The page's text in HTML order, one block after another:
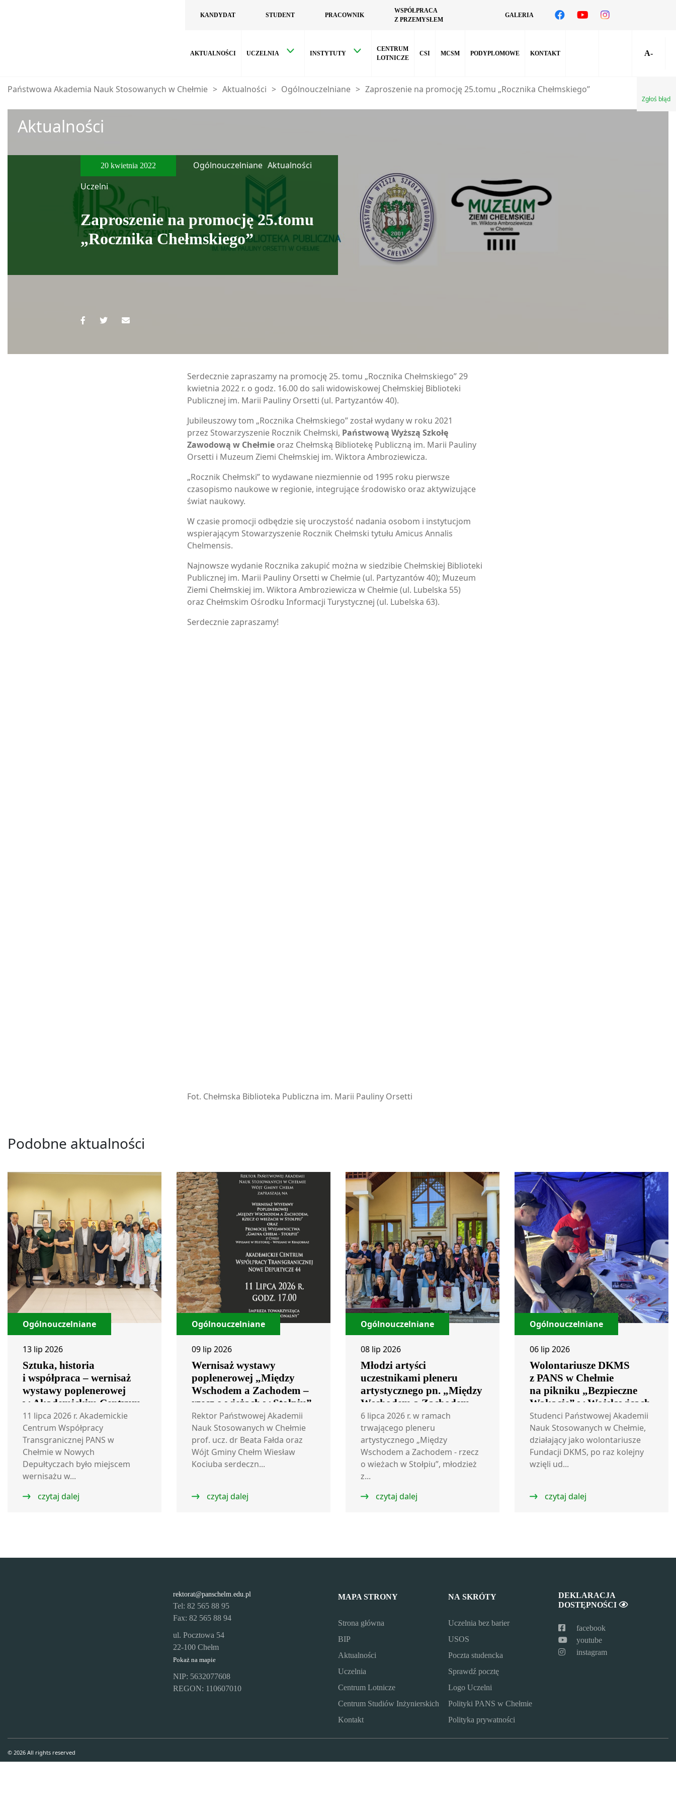
KANDYDAT STUDENT PRACOWNIK
WSPÓŁPRACA
Z PRZEMYSŁEM
GALERIA
AKTUALNOŚCI UCZELNIA INSTYTUTY
CENTRUM
LOTNICZE
CSI MCSM PODYPLOMOWE KONTAKT A-
Zgłoś błąd
Państwowa Akademia Nauk Stosowanych w Chełmie > Aktualności > Ogólnouczelniane > Zaproszenie na promocję 25.tomu „Rocznika Chełmskiego”
Aktualności
20 kwietnia 2022 Ogólnouczelniane Aktualności
Uczelni
Zaproszenie na promocję 25.tomu
„Rocznika Chełmskiego”
Serdecznie zapraszamy na promocję 25. tomu „Rocznika Chełmskiego” 29
kwietnia 2022 r. o godz. 16.00 do sali widowiskowej Chełmskiej Biblioteki
Publicznej im. Marii Pauliny Orsetti (ul. Partyzantów 40).
Jubileuszowy tom „Rocznika Chełmskiego” został wydany w roku 2021
przez Stowarzyszenie Rocznik Chełmski, Państwową Wyższą Szkołę
Zawodową w Chełmie oraz Chełmską Bibliotekę Publiczną im. Marii Pauliny
Orsetti i Muzeum Ziemi Chełmskiej im. Wiktora Ambroziewicza.
„Rocznik Chełmski” to wydawane niezmiennie od 1995 roku pierwsze
czasopismo naukowe w regionie, integrujące środowisko oraz aktywizujące
świat naukowy.
W czasie promocji odbędzie się uroczystość nadania osobom i instytucjom
wspierającym Stowarzyszenie Rocznik Chełmski tytułu Amicus Annalis
Chelmensis.
Najnowsze wydanie Rocznika zakupić można w siedzibie Chełmskiej Biblioteki
Publicznej im. Marii Pauliny Orsetti w Chełmie (ul. Partyzantów 40); Muzeum
Ziemi Chełmskiej im. Wiktora Ambroziewicza w Chełmie (ul. Lubelska 55)
oraz Chełmskim Ośrodku Informacji Turystycznej (ul. Lubelska 63).
Serdecznie zapraszamy!
Fot. Chełmska Biblioteka Publiczna im. Marii Pauliny Orsetti
Podobne aktualności
Ogólnouczelniane
13 lip 2026
Sztuka, historia
i współpraca – wernisaż
wystawy poplenerowej
w Akademickim Centrum
Współpracy
Transgranicznej
11 lipca 2026 r. Akademickie
Centrum Współpracy
Transgranicznej PANS w
Chełmie w Nowych
Depułtyczach było miejscem
wernisażu w...
czytaj dalej
Ogólnouczelniane
09 lip 2026
Wernisaż wystawy
poplenerowej „Między
Wschodem a Zachodem –
rzecz o wieżach w Stołpiu”
Rektor Państwowej Akademii
Nauk Stosowanych w Chełmie
prof. ucz. dr Beata Fałda oraz
Wójt Gminy Chełm Wiesław
Kociuba serdeczn...
czytaj dalej
Ogólnouczelniane
08 lip 2026
Młodzi artyści
uczestnikami pleneru
artystycznego pn. „Między
Wschodem a Zachodem –
rzecz o wieżach w Stołpiu”
6 lipca 2026 r. w ramach
trwającego pleneru
artystycznego „Między
Wschodem a Zachodem - rzecz
o wieżach w Stołpiu”, młodzież
z...
czytaj dalej
Ogólnouczelniane
06 lip 2026
Wolontariusze DKMS
z PANS w Chełmie
na pikniku „Bezpieczne
Wakacje” w Wojsławicach
Studenci Państwowej Akademii
Nauk Stosowanych w Chełmie,
działający jako wolontariusze
Fundacji DKMS, po raz kolejny
wzięli ud...
czytaj dalej
rektorat@panschelm.edu.pl
Tel: 82 565 88 95
Fax: 82 565 88 94
ul. Pocztowa 54
22-100 Chełm
Pokaż na mapie
NIP: 5632077608
REGON: 110607010
MAPA STRONY
Strona główna
BIP
Aktualności
Uczelnia
Centrum Lotnicze
Centrum Studiów Inżynierskich
Kontakt
NA SKRÓTY
Uczelnia bez barier
USOS
Poczta studencka
Sprawdź pocztę
Logo Uczelni
Polityki PANS w Chełmie
Polityka prywatności
DEKLARACJA
DOSTĘPNOŚCI
facebook
youtube
instagram
© 2026 All rights reserved